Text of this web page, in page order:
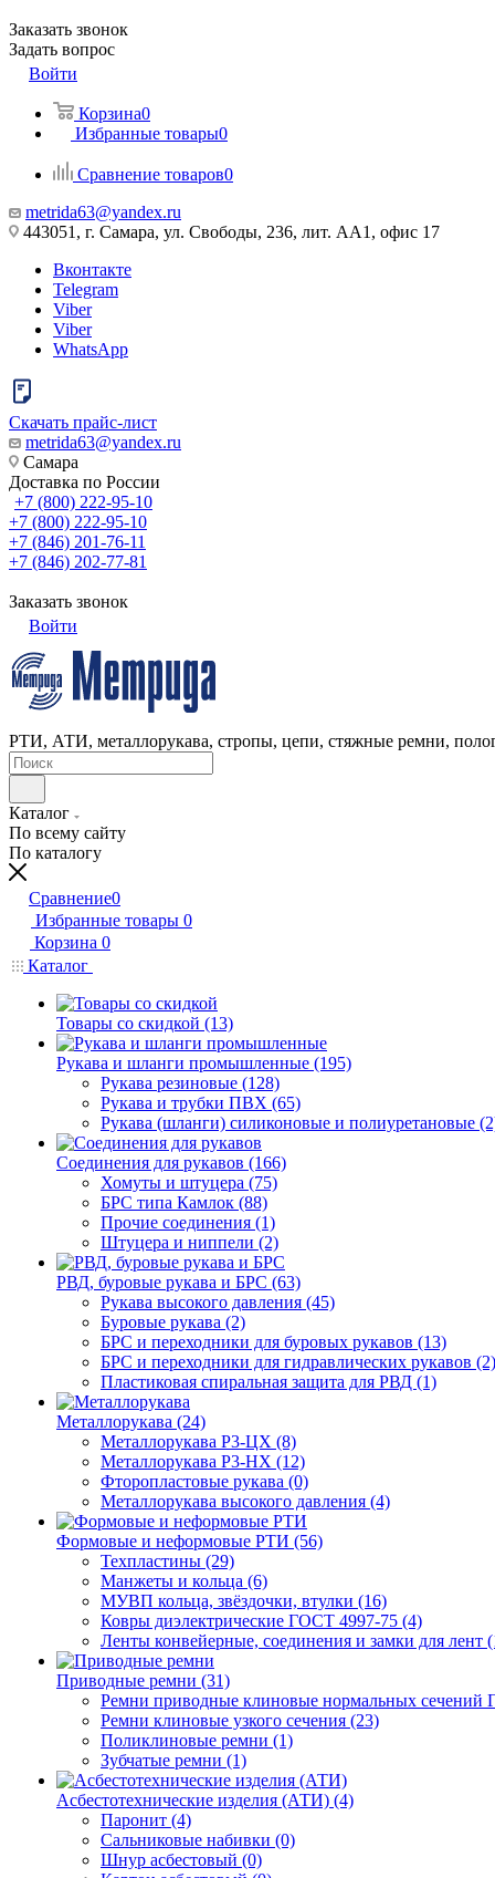
Заказать звонок
Задать вопрос
Войти
Корзина0
Избранные товары0
Сравнение товаров0
metrida63@yandex.ru
443051, г. Самара, ул. Свободы, 236, лит. АА1, офис 17
Вконтакте
Telegram
Viber
Viber
WhatsApp
Скачать прайс-лист
metrida63@yandex.ru
Самара
Доставка по России
+7 (800) 222-95-10
+7 (800) 222-95-10
+7 (846) 201-76-11
+7 (846) 202-77-81
Заказать звонок
Войти
РТИ, АТИ, металлорукава, стропы, цепи, стяжные ремни,
Каталог
По всему сайту
По каталогу
Сравнение0
Избранные товары 0
Корзина 0
Каталог
Товары со скидкой (13)
Рукава и шланги промышленные (195)
Рукава резиновые (128)
Рукава и трубки ПВХ (65)
Рукава (шланги) силиконовые и полиуретановые
Соединения для рукавов (166)
Хомуты и штуцера (75)
БРС типа Камлок (88)
Прочие соединения (1)
Штуцера и ниппели (2)
РВД, буровые рукава и БРС (63)
Рукава высокого давления (45)
Буровые рукава (2)
БРС и переходники для буровых рукавов (13)
БРС и переходники для гидравлических рукавов (2)
Пластиковая спиральная защита для РВД (1)
Металлорукава (24)
Металлорукава Р3-ЦХ (8)
Металлорукава Р3-НХ (12)
Фторопластовые рукава (0)
Металлорукава высокого давления (4)
Формовые и неформовые РТИ (56)
Техпластины (29)
Манжеты и кольца (6)
МУВП кольца, звёздочки, втулки (16)
Ковры диэлектрические ГОСТ 4997-75 (4)
Ленты конвейерные, соединения и замки для лент
Приводные ремни (31)
Ремни приводные клиновые нормальных сечений
Ремни клиновые узкого сечения (23)
Поликлиновые ремни (1)
Зубчатые ремни (1)
Асбестотехнические изделия (АТИ) (4)
Паронит (4)
Сальниковые набивки (0)
Шнур асбестовый (0)